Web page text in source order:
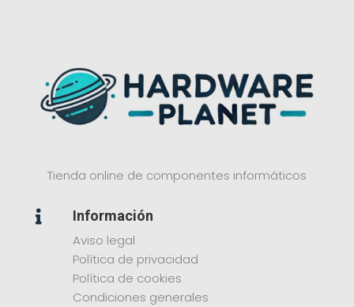
Tienda online de componentes informáticos

Información
Aviso legal
Política de privacidad
Política de cookies
Condiciones generales